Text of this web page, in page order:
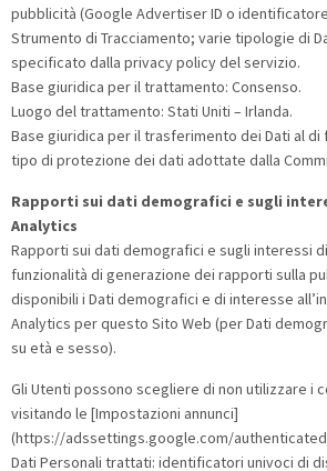
pubblicità (Google Advertiser ID o
Strumento di Tracciamento; varie tipologie di
specificato dalla privacy policy del servizio.
Base giuridica per il trattamento: Consenso.
Luogo del trattamento: Stati Uniti – Irlanda.
Base giuridica per il trasferimento dei Dati al di
tipo di protezione dei dati adottate dalla
Rapporti sui dati demografici e sugli
Analytics
Rapporti sui dati demografici e sugli interessi
funzionalità di generazione dei rapporti sulla
disponibili i Dati demografici e di interesse
Analytics per questo Sito Web (per Dati
su età e sesso).
Gli Utenti possono scegliere di non utilizzare i
visitando le [Impostazioni annunci]
(https://adssettings.google.com/
Dati Personali trattati: identificatori univoci di